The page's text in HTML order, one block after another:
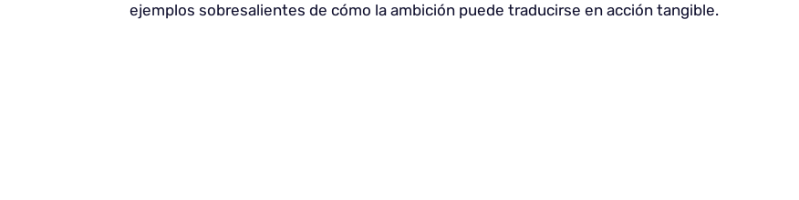
ejemplos sobresalientes de cómo la ambición puede traducirse en acción tangible.